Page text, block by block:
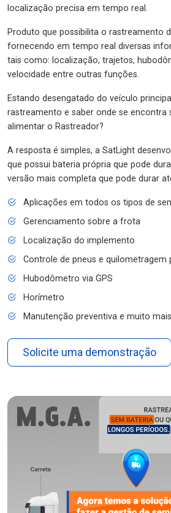
localização precisa em tempo real.
Produto que possibilita o rastreamento
fornecendo em tempo real diversas
tais como: localização, trajetos,
velocidade entre outras funções.
Estando desengatado do veículo
rastreamento e saber onde se encontra
alimentar o Rastreador?
A resposta é simples, a SatLight
que possui bateria própria que pode
versão mais completa que pode durar
Aplicações em todos os tipos de
Gerenciamento sobre a frota
Localização do implemento
Controle de pneus e quilometragem
Hubodômetro via GPS
Horímetro
Manutenção preventiva e muito mais
Solicite uma demonstração